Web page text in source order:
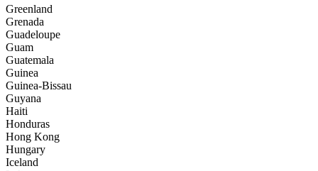
Greenland
Grenada
Guadeloupe
Guam
Guatemala
Guinea
Guinea-Bissau
Guyana
Haiti
Honduras
Hong Kong
Hungary
Iceland